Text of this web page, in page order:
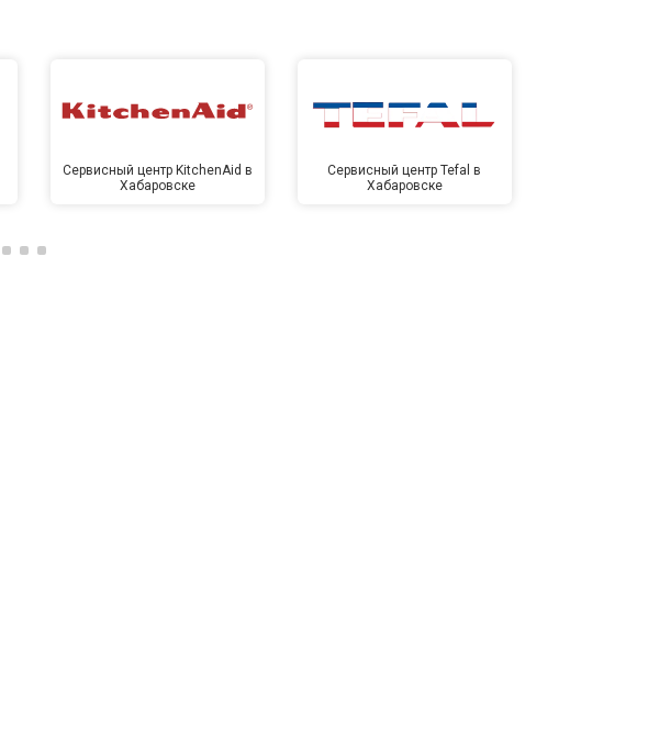
Сервисный центр KitchenAid в
Хабаровске
Сервисный центр Tefal в
Хабаровске